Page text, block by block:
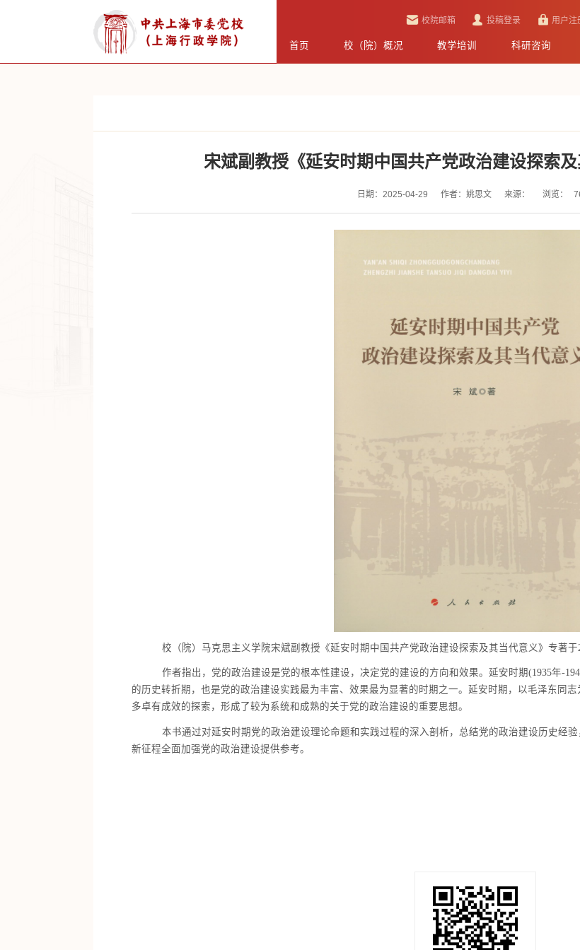
校院邮箱 投稿登录 用户注
首页 校（院）概况 教学培训 科研咨询
宋斌副教授《延安时期中国共产党政治建设探索
日期：2025-04-29 作者：姚思文 来源： 浏览：
校（院）马克思主义学院宋斌副教授《延安时期中国共产党政治建设探索及其当代意义 》专著于
作者指出，党的政治建设是党的根本性建设，决定党的建设的方向和效果。延安时期(1935年-
的历史转折期，也是党的政治建设实践最为丰富、效果最为显著的时期之一。延安时期，以毛泽东同
多卓有成效的探索，形成了较为系统和成熟的关于党的政治建设的重要思想。
本书通过对延安时期党的政治建设理论命题和实践过程的深入剖析，总结党的政治建设历史经
新征程全面加强党的政治建设提供参考。